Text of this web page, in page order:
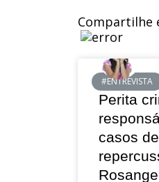
Compartilhe
#ENTREVISTA
Perita
casos